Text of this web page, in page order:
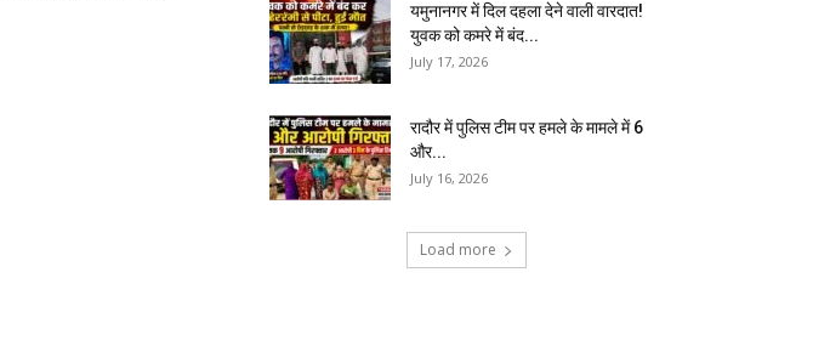
यमुनानगर में दिल दहला देने वाली वारदात!
युवक को कमरे में बंद...
July 17, 2026
रादौर में पुलिस टीम पर हमले के मामले में 6
और...
July 16, 2026
Load more